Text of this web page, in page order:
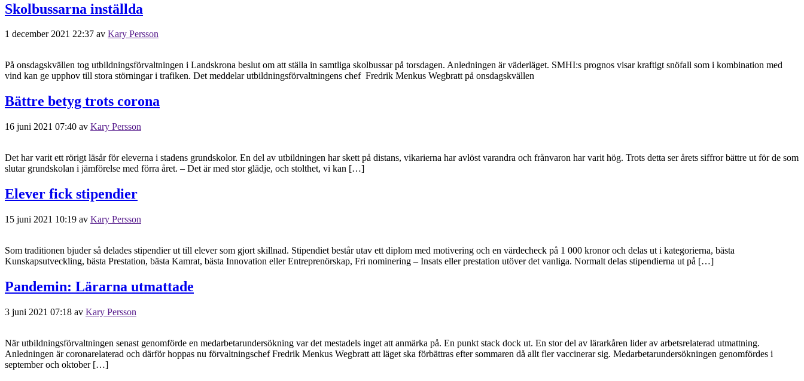
Skolbussarna inställda
1 december 2021 22:37 av Kary Persson
På onsdagskvällen tog utbildningsförvaltningen i Landskrona beslut om att ställa in samtliga skolbussar på torsdagen. Anledningen är väderläget. SMHI:s prognos visar kraftigt snöfall som i kombination med
vind kan ge upphov till stora störningar i trafiken. Det meddelar utbildningsförvaltningens chef Fredrik Menkus Wegbratt på onsdagskvällen
Bättre betyg trots corona
16 juni 2021 07:40 av Kary Persson
Det har varit ett rörigt läsår för eleverna i stadens grundskolor. En del av utbildningen har skett på distans, vikarierna har avlöst varandra och frånvaron har varit hög. Trots detta ser årets siffror bättre ut för de som
slutar grundskolan i jämförelse med förra året. – Det är med stor glädje, och stolthet, vi kan […]
Elever fick stipendier
15 juni 2021 10:19 av Kary Persson
Som traditionen bjuder så delades stipendier ut till elever som gjort skillnad. Stipendiet består utav ett diplom med motivering och en värdecheck på 1 000 kronor och delas ut i kategorierna, bästa
Kunskapsutveckling, bästa Prestation, bästa Kamrat, bästa Innovation eller Entreprenörskap, Fri nominering – Insats eller prestation utöver det vanliga. Normalt delas stipendierna ut på […]
Pandemin: Lärarna utmattade
3 juni 2021 07:18 av Kary Persson
När utbildningsförvaltningen senast genomförde en medarbetarundersökning var det mestadels inget att anmärka på. En punkt stack dock ut. En stor del av lärarkåren lider av arbetsrelaterad utmattning.
Anledningen är coronarelaterad och därför hoppas nu förvaltningschef Fredrik Menkus Wegbratt att läget ska förbättras efter sommaren då allt fler vaccinerar sig. Medarbetarundersökningen genomfördes i
september och oktober […]